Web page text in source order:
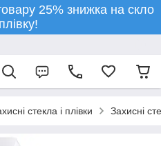
25% знижка на скло
стекла і плівки Захисні